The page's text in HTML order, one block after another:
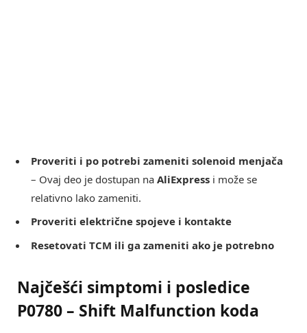
Proveriti i po potrebi zameniti solenoid menjača
– Ovaj deo je dostupan na AliExpress i može se
relativno lako zameniti.
Proveriti električne spojeve i kontakte
Resetovati TCM ili ga zameniti ako je potrebno
Najčešći simptomi i posledice
P0780 – Shift Malfunction koda